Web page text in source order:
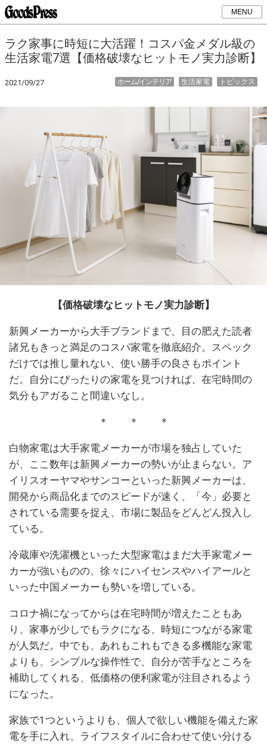
MENU
ラク家事に時短に大活躍！コスパ金メダル級の
生活家電7選【価格破壊なヒットモノ実力診断】
2021/09/27 トピックス
生活家電
ホーム/インテリア
【価格破壊なヒットモノ実力診断】
新興メーカーから大手ブランドまで、目の肥えた読者
諸兄もきっと満足のコスパ家電を徹底紹介。スペック
だけでは推し量れない、使い勝手の良さもポイント
だ。自分にぴったりの家電を見つければ、在宅時間の
気分もアガること間違いなし。
＊ ＊ ＊
白物家電は大手家電メーカーが市場を独占していた
が、ここ数年は新興メーカーの勢いが止まらない。ア
イリスオーヤマやサンコーといった新興メーカーは、
開発から商品化までのスピードが速く、「今」必要と
されている需要を捉え、市場に製品をどんどん投入し
ている。
冷蔵庫や洗濯機といった大型家電はまだ大手家電メー
カーが強いものの、徐々にハイセンスやハイアールと
いった中国メーカーも勢いを増している。
コロナ禍になってからは在宅時間が増えたこともあ
り、家事が少しでもラクになる、時短につながる家電
が人気だ。中でも、あれもこれもできる多機能な家電
よりも、シンプルな操作性で、自分が苦手なところを
補助してくれる、低価格の便利家電が注目されるよう
になった。
家族で1つというよりも、個人で欲しい機能を備えた家
電を手に入れ、ライフスタイルに合わせて使い分ける